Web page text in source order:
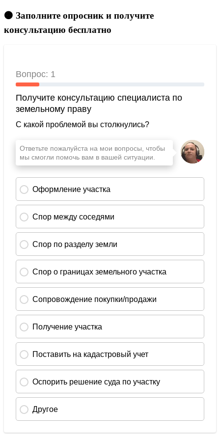
🟠 Заполните опросник и получите
консультацию бесплатно